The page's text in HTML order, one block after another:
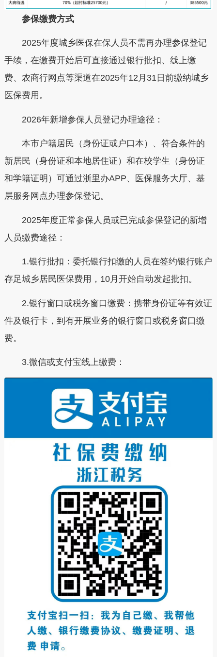
参保缴费方式
2025年度城乡医保在保人员不需再办理参保登记
手续，在缴费开始后可直接通过银行批扣、线上缴
费、农商行网点等渠道在2025年12月31日前缴纳城乡
医保费用。
2026年新增参保人员登记办理途径：
本市户籍居民（身份证或户口本）、符合条件的
新居民（身份证和本地居住证）和在校学生（身份证
和学籍证明）可通过浙里办APP、医保服务大厅、基
层服务网点办理参保登记。
2025年度正常参保人员或已完成参保登记的新增
人员缴费途径：
1.银行批扣：委托银行扣缴的人员在签约银行账户
存足城乡居民医保费用，10月开始自动发起批扣。
2.银行窗口或税务窗口缴费：携带身份证等有效证
件及银行卡，到有开展业务的银行窗口或税务窗口缴
费。
3.微信或支付宝线上缴费：